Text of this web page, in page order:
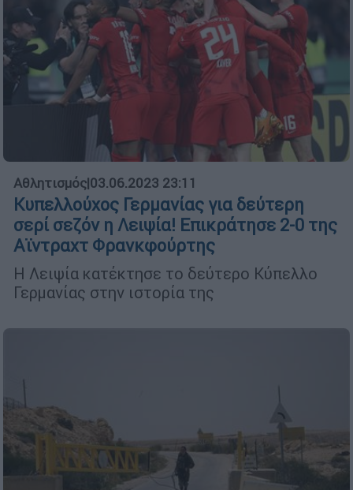
Αθλητισμός|03.06.2023 23:11
Κυπελλούχος Γερμανίας για δεύτερη
σερί σεζόν η Λειψία! Επικράτησε 2-0 της
Αϊντραχτ Φρανκφούρτης
Η Λειψία κατέκτησε το δεύτερο Κύπελλο
Γερμανίας στην ιστορία της